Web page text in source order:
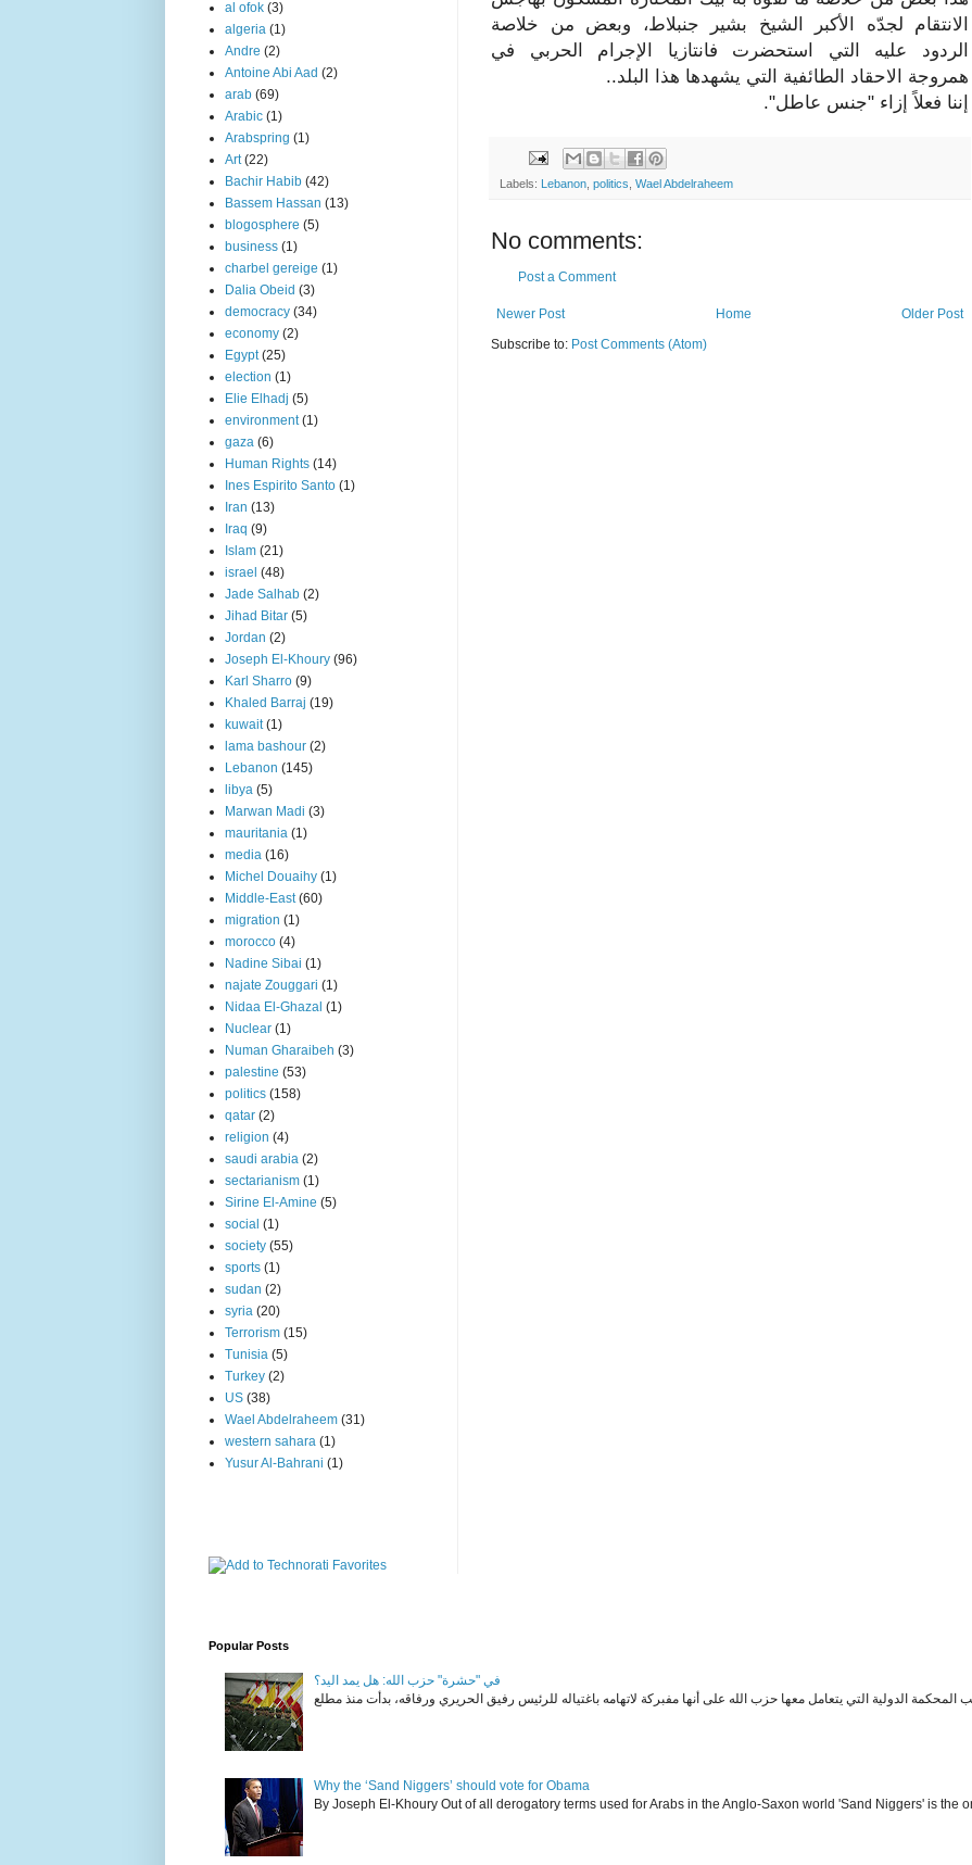
الانتقام لجدّه الأكبر الشيخ بشير جنبلاط، وبعض من خلاصة
الردود عليه التي استحضرت فانتازيا الإجرام الحربي في
همروجة الاحقاد الطائفية التي يشهدها هذا البلد..
إننا فعلاً إزاء "جنس عاطل".
Labels: Lebanon politics Wael Abdelraheem
No comments:
Post a Comment
Newer Post Older Post
Home
Subscribe to: Post Comments (Atom)
al ofok (3)
algeria (1)
Andre (2)
Antoine Abi Aad (2)
arab (69)
Arabic (1)
Arabspring (1)
Art (22)
Bachir Habib (42)
Bassem Hassan (13)
blogosphere (5)
business (1)
charbel gereige (1)
Dalia Obeid (3)
democracy (34)
economy (2)
Egypt (25)
election (1)
Elie Elhadj (5)
environment (1)
gaza (6)
Human Rights (14)
Ines Espirito Santo (1)
Iran (13)
Iraq (9)
Islam (21)
israel (48)
Jade Salhab (2)
Jihad Bitar (5)
Jordan (2)
Joseph El-Khoury (96)
Karl Sharro (9)
Khaled Barraj (19)
kuwait (1)
lama bashour (2)
Lebanon (145)
libya (5)
Marwan Madi (3)
mauritania (1)
media (16)
Michel Douaihy (1)
Middle-East (60)
migration (1)
morocco (4)
Nadine Sibai (1)
najate Zouggari (1)
Nidaa El-Ghazal (1)
Nuclear (1)
Numan Gharaibeh (3)
palestine (53)
politics (158)
qatar (2)
religion (4)
saudi arabia (2)
sectarianism (1)
Sirine El-Amine (5)
social (1)
society (55)
sports (1)
sudan (2)
syria (20)
Terrorism (15)
Tunisia (5)
Turkey (2)
US (38)
Wael Abdelraheem (31)
western sahara (1)
Yusur Al-Bahrani (1)
Popular Posts
في "حشرة" حزب الله: هل يمد اليد؟
Why the ‘Sand Niggers’ should vote for Obama
By Joseph El-Khoury Out of all derogatory terms used for Arabs in the Anglo-Saxon world 'Sand Niggers' is the